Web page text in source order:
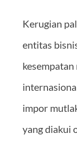
Kerugian
entitas
impor
yang diakui